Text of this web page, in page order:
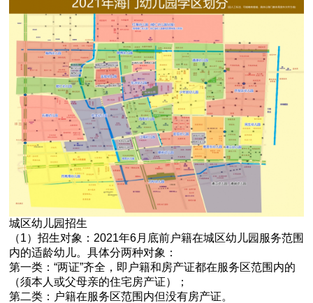
城区幼儿园招生
（1）招生对象：2021年6月底前户籍在城区幼儿园服务范围
内的适龄幼儿。具体分两种对象：
第一类：“两证”齐全，即户籍和房产证都在服务区范围内的
（须本人或父母亲的住宅房产证）；
第二类：户籍在服务区范围内但没有房产证。